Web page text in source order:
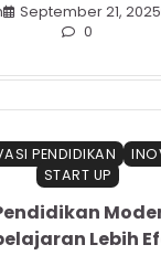
September 21, 2025
0
PENDIDIKAN
START UP
Lebih